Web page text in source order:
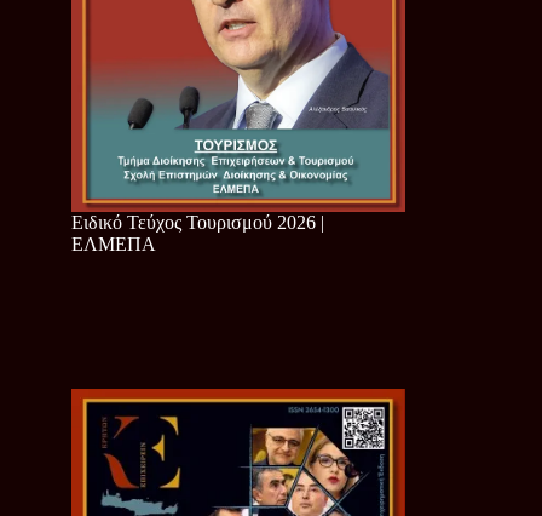
Ειδικό Τεύχος Τουρισμού 2026 |
ΕΛΜΕΠΑ